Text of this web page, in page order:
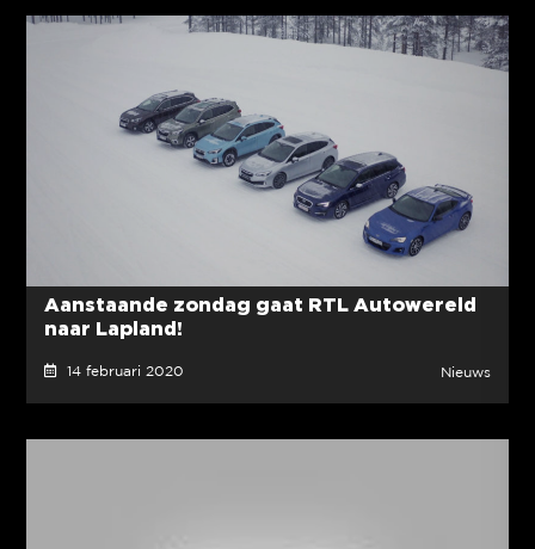
Aanstaande zondag gaat RTL Autowereld
naar Lapland!
14 februari 2020 Nieuws